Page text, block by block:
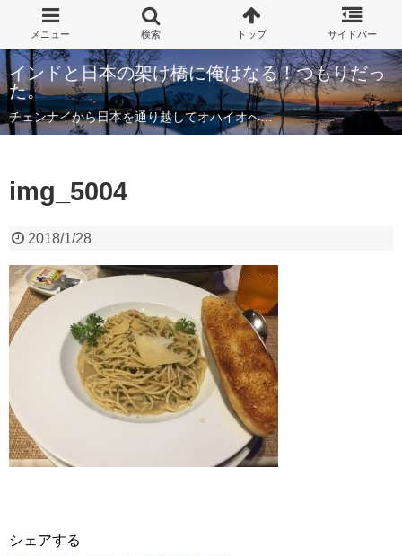
インドと日本の架け橋に俺はなる！つもりだっ
た。
チェンナイから日本を通り越してオハイオへ…
img_5004
2018/1/28
シェアする